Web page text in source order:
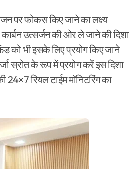
पर फोकस किए जाने का लक्ष्य
उत्सर्जन की ओर ले जाने की दिशा
को भी इसके लिए प्रयोग किए जाने
स्रोत के रूप में प्रयोग करें इस दिशा
24×7 रियल टाईम मॉनिटरिंग का